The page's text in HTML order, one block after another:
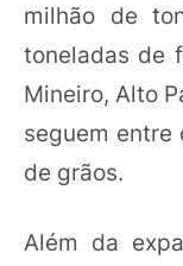
milhão de
toneladas de
Mineiro, Alto
seguem
de grãos.
Além da